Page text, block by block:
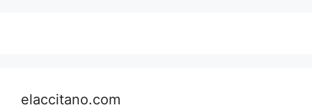
elaccitano.com